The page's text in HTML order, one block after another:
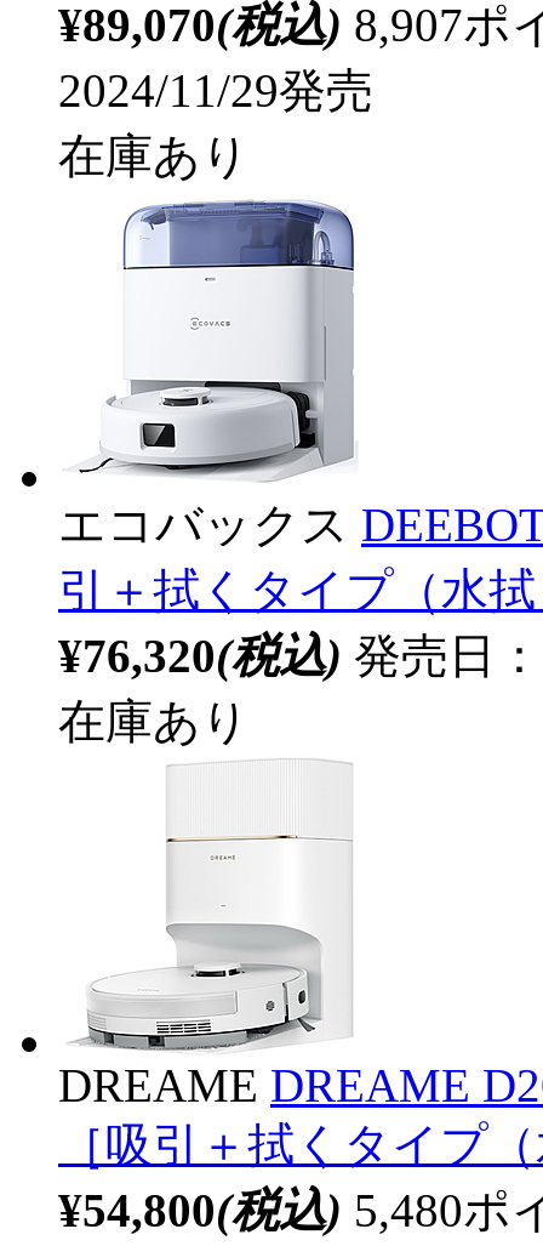
¥89,070(税込) 8,907ポ
2024/11/29発売
在庫あり
エコバックス
引＋拭くタイプ（水
¥76,320(税込) 発売日
在庫あり
DREAME DREAME
［吸引＋拭くタイプ
¥54,800(税込) 5,480ポ